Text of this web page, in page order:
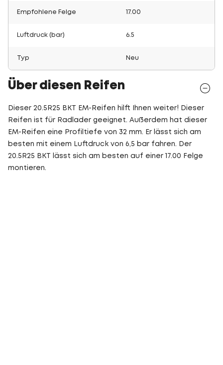
Empfohlene Felge 17.00
Luftdruck (bar) 6.5
Typ Neu
Über diesen Reifen
Dieser 20.5R25 BKT EM-Reifen hilft Ihnen weiter! Dieser
Reifen ist für Radlader geeignet. Außerdem hat dieser
EM-Reifen eine Profiltiefe von 32 mm. Er lässt sich am
besten mit einem Luftdruck von 6,5 bar fahren. Der
20.5R25 BKT lässt sich am besten auf einer 17.00 Felge
montieren.